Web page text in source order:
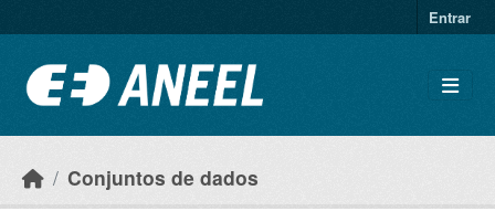
Entrar
Conjuntos de dados